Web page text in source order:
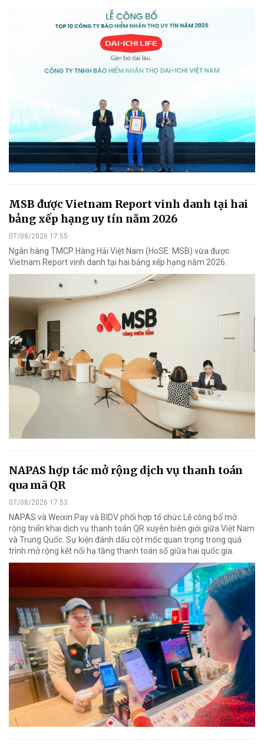
MSB được Vietnam Report vinh danh tại hai
bảng xếp hạng uy tín năm 2026
07/08/2026 17:55
Ngân hàng TMCP Hàng Hải Việt Nam (HoSE: MSB) vừa được
Vietnam Report vinh danh tại hai bảng xếp hạng năm 2026.
NAPAS hợp tác mở rộng dịch vụ thanh toán
qua mã QR
07/08/2026 17:53
NAPAS và Weixin Pay và BIDV phối hợp tổ chức Lễ công bố mở
rộng triển khai dịch vụ thanh toán QR xuyên biên giới giữa Việt Nam
và Trung Quốc. Sự kiện đánh dấu cột mốc quan trọng trong quá
trình mở rộng kết nối hạ tầng thanh toán số giữa hai quốc gia.